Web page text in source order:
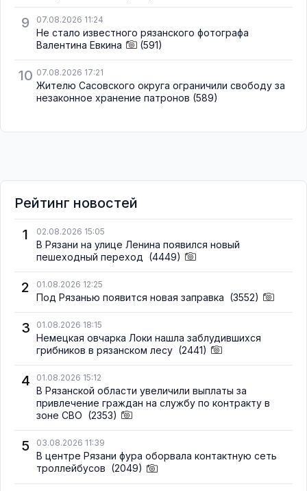
9 07.08.2026 11:24
Не стало известного рязанского фотографа
Валентина Евкина
(591)
10 07.08.2026 17:21
Жителю Сасовского округа ограничили свободу за
незаконное хранение патронов (589)
Рейтинг новостей
1
02.08.2026 15:05
В Рязани на улице Ленина появился новый
пешеходный переход (4449)
2 01.08.2026 12:25
Под Рязанью появится новая заправка (3552)
3 01.08.2026 18:15
Немецкая овчарка Локи нашла заблудившихся
грибников в рязанском лесу (2441)
4 01.08.2026 15:12
В Рязанской области увеличили выплаты за
привлечение граждан на службу по контракту в
зоне СВО (2353)
5 03.08.2026 11:39
В центре Рязани фура оборвала контактную сеть
троллейбусов (2049)